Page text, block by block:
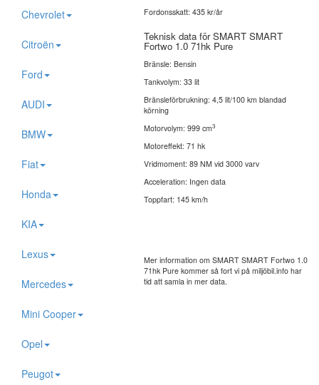
Chevrolet
Citroën
Ford
AUDI
BMW
Fiat
Honda
KIA
Lexus
Mercedes
Mini Cooper
Opel
Peugot
Fordonsskatt: 435 kr/år
Teknisk data för SMART SMART
Fortwo 1.0 71hk Pure
Bränsle: Bensin
Tankvolym: 33 lit
Bränsleförbrukning: 4,5 lit/100 km blandad
körning
Motorvolym: 999 cm3
Motoreffekt: 71 hk
Vridmoment: 89 NM vid 3000 varv
Acceleration: Ingen data
Toppfart: 145 km/h
Mer information om SMART SMART Fortwo 1.0
71hk Pure kommer så fort vi på miljöbil.info har
tid att samla in mer data.